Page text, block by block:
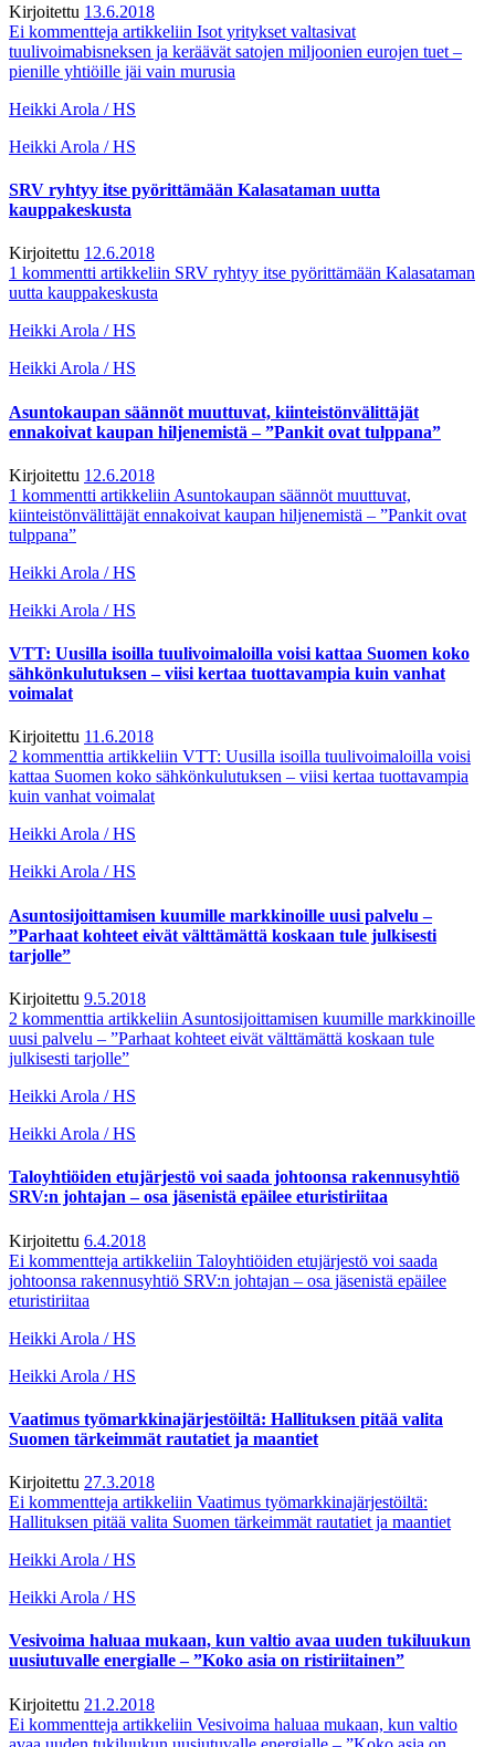
Kirjoitettu 13.6.2018
Ei kommentteja artikkeliin Isot yritykset valtasivat
tuulivoimabisneksen ja keräävät satojen miljoonien eurojen tuet –
pienille yhtiöille jäi vain murusia
Heikki Arola / HS
Heikki Arola / HS
SRV ryhtyy itse pyörittämään Kalasataman uutta
kauppakeskusta
Kirjoitettu 12.6.2018
1 kommentti artikkeliin SRV ryhtyy itse pyörittämään Kalasataman
uutta kauppakeskusta
Heikki Arola / HS
Heikki Arola / HS
Asuntokaupan säännöt muuttuvat, kiinteistönvälittäjät
ennakoivat kaupan hiljenemistä – ”Pankit ovat tulppana”
Kirjoitettu 12.6.2018
1 kommentti artikkeliin Asuntokaupan säännöt muuttuvat,
kiinteistönvälittäjät ennakoivat kaupan hiljenemistä – ”Pankit ovat
tulppana”
Heikki Arola / HS
Heikki Arola / HS
VTT: Uusilla isoilla tuulivoimaloilla voisi kattaa Suomen koko
sähkönkulutuksen – viisi kertaa tuottavampia kuin vanhat
voimalat
Kirjoitettu 11.6.2018
2 kommenttia artikkeliin VTT: Uusilla isoilla tuulivoimaloilla voisi
kattaa Suomen koko sähkönkulutuksen – viisi kertaa tuottavampia
kuin vanhat voimalat
Heikki Arola / HS
Heikki Arola / HS
Asuntosijoittamisen kuumille markkinoille uusi palvelu –
”Parhaat kohteet eivät välttämättä koskaan tule julkisesti
tarjolle”
Kirjoitettu 9.5.2018
2 kommenttia artikkeliin Asuntosijoittamisen kuumille markkinoille
uusi palvelu – ”Parhaat kohteet eivät välttämättä koskaan tule
julkisesti tarjolle”
Heikki Arola / HS
Heikki Arola / HS
Taloyhtiöiden etujärjestö voi saada johtoonsa rakennusyhtiö
SRV:n johtajan – osa jäsenistä epäilee eturistiriitaa
Kirjoitettu 6.4.2018
Ei kommentteja artikkeliin Taloyhtiöiden etujärjestö voi saada
johtoonsa rakennusyhtiö SRV:n johtajan – osa jäsenistä epäilee
eturistiriitaa
Heikki Arola / HS
Heikki Arola / HS
Vaatimus työmarkkinajärjestöiltä: Hallituksen pitää valita
Suomen tärkeimmät rautatiet ja maantiet
Kirjoitettu 27.3.2018
Ei kommentteja artikkeliin Vaatimus työmarkkinajärjestöiltä:
Hallituksen pitää valita Suomen tärkeimmät rautatiet ja maantiet
Heikki Arola / HS
Heikki Arola / HS
Vesivoima haluaa mukaan, kun valtio avaa uuden tukiluukun
uusiutuvalle energialle – ”Koko asia on ristiriitainen”
Kirjoitettu 21.2.2018
Ei kommentteja artikkeliin Vesivoima haluaa mukaan, kun valtio